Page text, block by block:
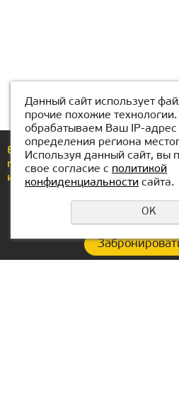
Еcли у вас возникли вопросы
позвоните по номеру
или напишите нам
Данный сайт использует
прочие похожие
обрабатываем Ваш IP-адрес
определения региона
Используя данный сайт, вы
свое согласие с политикой
конфиденциальности сайта.
OK